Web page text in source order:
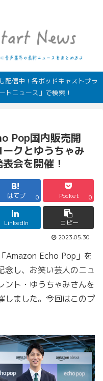
信中！各ポッドキャストプラ
トニュース」で検索！
Pop国内販売開
クとゆうちゃみ
会を開催！
はてブ 0 Pocket 0
LinkedIn コピー
2023.05.30
Amazon Echo Pop」を
念し、お笑い芸人のニュ
ント・ゆうちゃみさんを
しました。今回はこのプ